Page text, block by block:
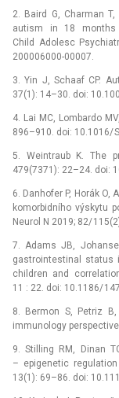
2. Baird G, Charman
autism in 18 months
Child Adolesc
200006000-00007.
3. Yin J, Schaaf CP.
37(1): 14–30. doi:
4. Lai MC, Lombardo
896–910. doi: 10.1016/
5. Weintraub K. The
479(7371): 22–24. doi:
6. Danhofer P, Horák
komorbidního výskytu
Neurol N 2019; 82/
7. Adams JB,
gastrointestinal status
children and
11 : 22. doi: 10.1186/
8. Bermon S, Petriz
immunology
9. Stilling RM, Dinan
–⁠ epigenetic
13(1): 69–86. doi: